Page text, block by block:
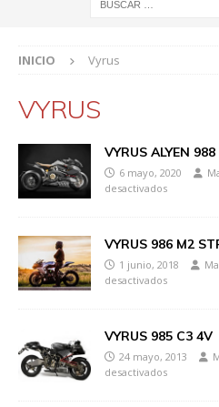
INICIO Vyrus
VYRUS
VYRUS ALYEN 988
6 mayo, 2020
desactivados
VYRUS 986 M2
1 junio, 2018
desactivados
VYRUS 985 C3 4V
24 mayo, 2013
desactivados